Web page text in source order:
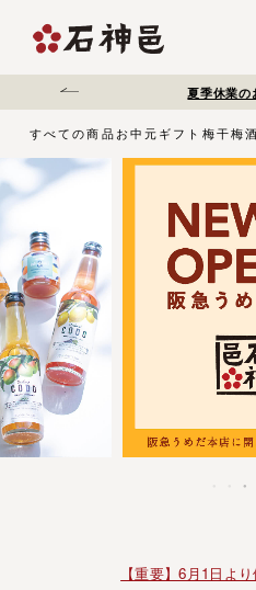
延について 夏季休業の
すべての商品 お中元 ギフト 梅干梅
【重要】6月1日よ